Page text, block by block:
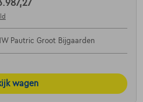
Pautric Groot Bijgaarden
wagen